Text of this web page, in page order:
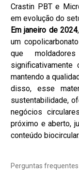
Crastin PBT e
em evolução do
Em janeiro de 2024
um
que
mantendo a
disso, esse
sustentabilidade,
negócios
próximo e aberto,
conteúdo biocircular.
Perguntas frequentes